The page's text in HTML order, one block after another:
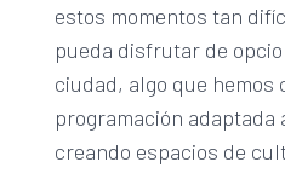
estos momentos tan
pueda disfrutar de
ciudad, algo que hemos
programación adaptada
creando espacios de